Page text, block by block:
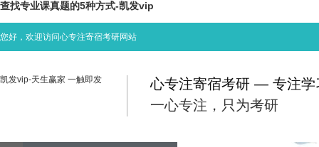
查找专业课真题的5种方式-凯发vip
您好，欢迎访问心专注寄宿考研网站
凯发vip-天生赢家 一触即发
心专注寄宿考研 — 专注学
一心专注，只为考研